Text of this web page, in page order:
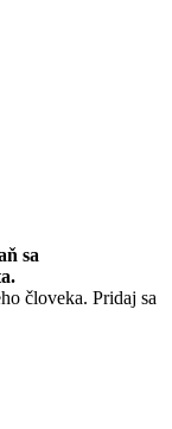
sa
človeka. Pridaj sa